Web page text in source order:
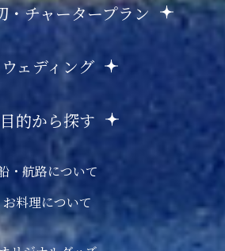
・チャータープラン
ウェディング
目的から探す
・航路について
お料理について